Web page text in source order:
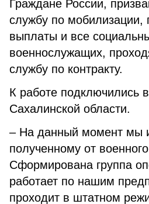
Граждане России,
службу по мобилизации,
выплаты и все
военнослужащих,
службу по контракту.
К работе подключились
Сахалинской области.
– На данный момент мы
полученному от
Сформирована группа
работает по нашим
проходит в штатном